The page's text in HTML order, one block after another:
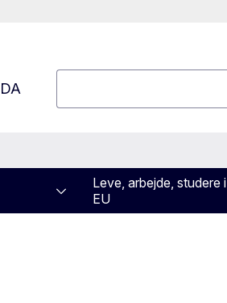
DA
Leve, arbejde, studere i
EU